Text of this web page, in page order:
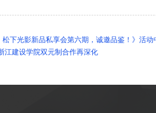
松下光影新品私享会第六期，诚邀品鉴！》活动
江建设学院双元制合作再深化